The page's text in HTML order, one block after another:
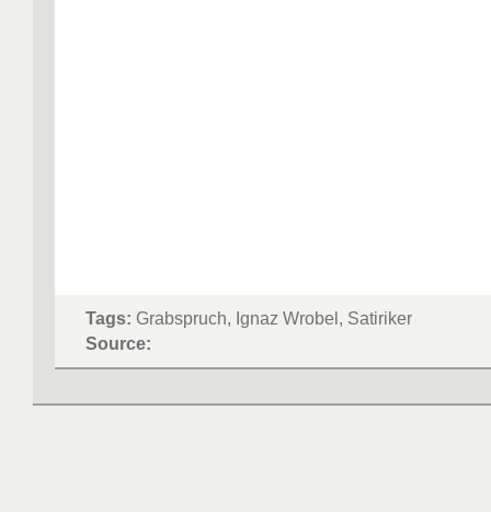
Tags: Grabspruch, Ignaz Wrobel, Satiriker
Source: